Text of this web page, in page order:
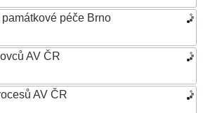
péče Brno
AV ČR
AV ČR